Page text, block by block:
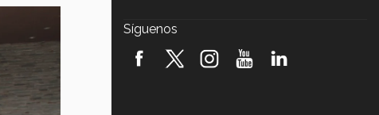
robótica FIRST 2026! (video)
Síguenos